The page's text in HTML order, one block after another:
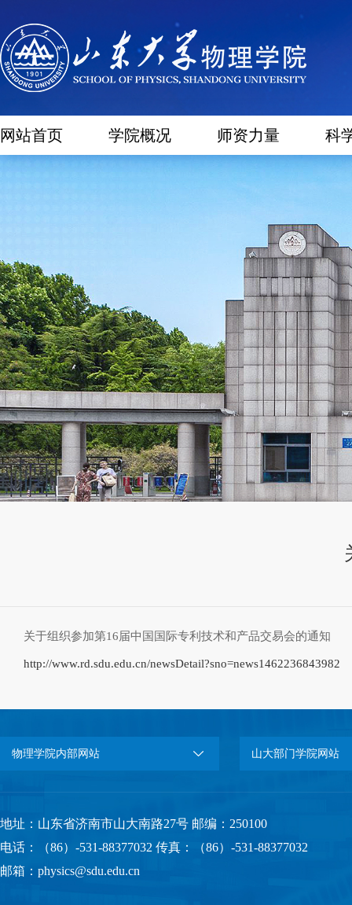
网站首页 学院概况 师资力量 科
关于组织参加第16届中国国际专利技术和产品交易会的通知
http://www.rd.sdu.edu.cn/newsDetail?sno=news1462236843982
物理学院内部网站 山大部门学院网站
地址：山东省济南市山大南路27号 邮编：250100
电话：（86）-531-88377032 传真：（86）-531-88377032
邮箱：physics@sdu.edu.cn